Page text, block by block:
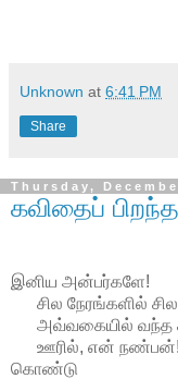
Unknown at 6:41 PM
Share
Thursday,
கவிதைப்
இனிய அன்பர்களே!
சில நேரங்களில்
அவ்வகையில் வந்த
ஊரில், என் நண்பன்!
கொண்டு